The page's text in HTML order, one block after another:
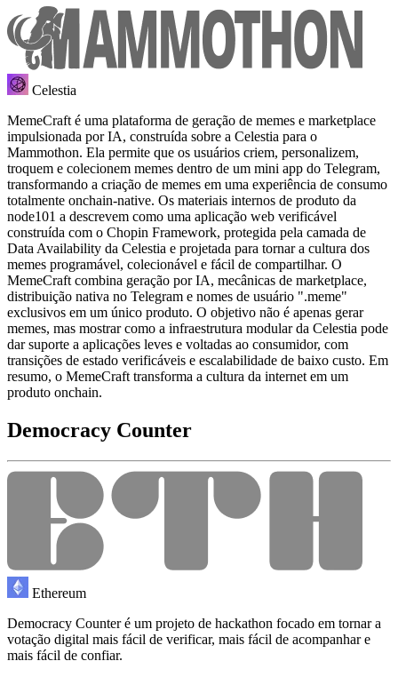
Celestia
MemeCraft é uma plataforma de geração de memes e marketplace
impulsionada por IA, construída sobre a Celestia para o
Mammothon. Ela permite que os usuários criem, personalizem,
troquem e colecionem memes dentro de um mini app do Telegram,
transformando a criação de memes em uma experiência de consumo
totalmente onchain-native. Os materiais internos de produto da
node101 a descrevem como uma aplicação web verificável
construída com o Chopin Framework, protegida pela camada de
Data Availability da Celestia e projetada para tornar a cultura dos
memes programável, colecionável e fácil de compartilhar. O
MemeCraft combina geração por IA, mecânicas de marketplace,
distribuição nativa no Telegram e nomes de usuário ".meme"
exclusivos em um único produto. O objetivo não é apenas gerar
memes, mas mostrar como a infraestrutura modular da Celestia pode
dar suporte a aplicações leves e voltadas ao consumidor, com
transições de estado verificáveis e escalabilidade de baixo custo. Em
resumo, o MemeCraft transforma a cultura da internet em um
produto onchain.
Democracy Counter
Ethereum
Democracy Counter é um projeto de hackathon focado em tornar a
votação digital mais fácil de verificar, mais fácil de acompanhar e
mais fácil de confiar.